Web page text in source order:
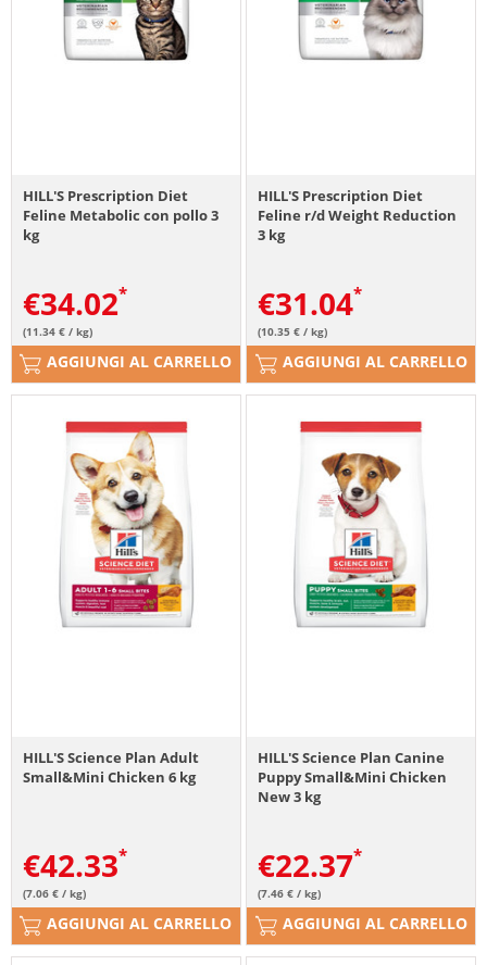
HILL'S Prescription Diet
Feline Metabolic con pollo 3
kg
€34.02
(11.34 € / kg)
AGGIUNGI AL CARRELLO
HILL'S Prescription Diet
Feline r/d Weight Reduction
3 kg
€31.04
(10.35 € / kg)
AGGIUNGI AL CARRELLO
HILL'S Science Plan Adult
Small&Mini Chicken 6 kg
€42.33
(7.06 € / kg)
AGGIUNGI AL CARRELLO
HILL'S Science Plan Canine
Puppy Small&Mini Chicken
New 3 kg
€22.37
(7.46 € / kg)
AGGIUNGI AL CARRELLO